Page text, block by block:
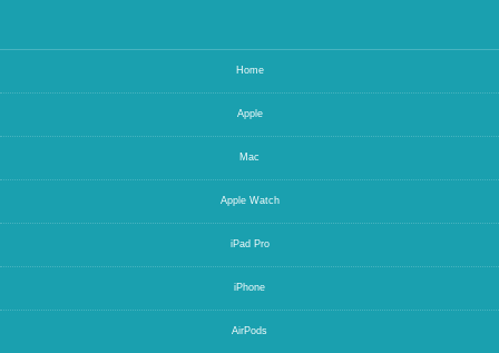
Home
Apple
Mac
Apple Watch
iPad Pro
iPhone
AirPods